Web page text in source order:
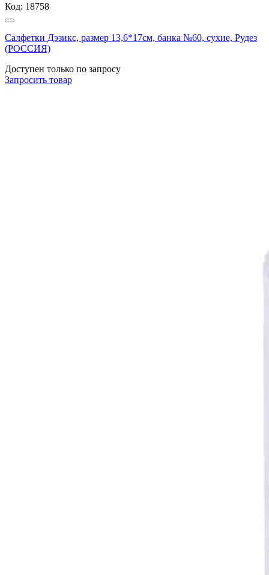
Код: 18758
Салфетки Дэзикс, размер 13,6*17см, банка №60, сухие, Рудез
(РОССИЯ)
Доступен только по запросу
Запросить товар